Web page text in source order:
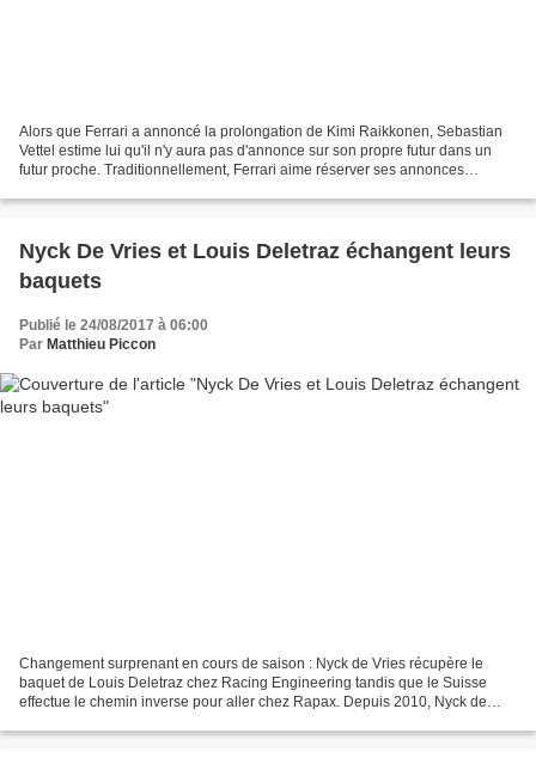
Alors que Ferrari a annoncé la prolongation de Kimi Raikkonen, Sebastian
Vettel estime lui qu'il n'y aura pas d'annonce sur son propre futur dans un
futur proche. Traditionnellement, Ferrari aime réserver ses annonces
Nyck De Vries et Louis Deletraz échangent leurs
baquets
Publié le 24/08/2017 à 06:00
Par Matthieu Piccon
Changement surprenant en cours de saison : Nyck de Vries récupère le
baquet de Louis Deletraz chez Racing Engineering tandis que le Suisse
effectue le chemin inverse pour aller chez Rapax. Depuis 2010, Nyck de